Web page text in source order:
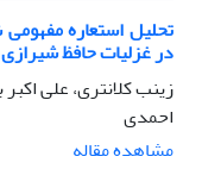
تحلیل استعاره
در غزلیات حافظ شیرازی
زینب کلانتری، علی
احمدی
مشاهده مقاله